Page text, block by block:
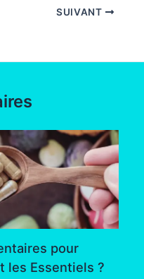
SUIVANT
pour
les Essentiels ?